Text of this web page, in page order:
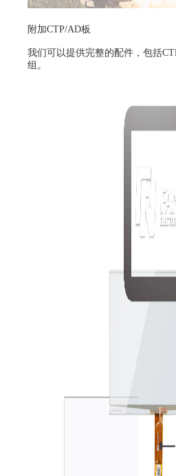
附加CTP/AD板
我们可以提供完整的配件，包括
组。